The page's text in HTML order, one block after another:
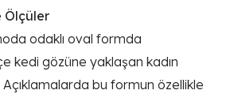
Ölçüler
odaklı oval formda
kedi gözüne yaklaşan kadın
bu formun özellikle